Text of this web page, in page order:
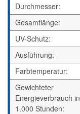
Durchmesser:
Gesamtlänge:
UV-Schutz:
Ausführung:
Farbtemperatur:
Gewichteter
Energieverbrauch in
1.000 Stunden: